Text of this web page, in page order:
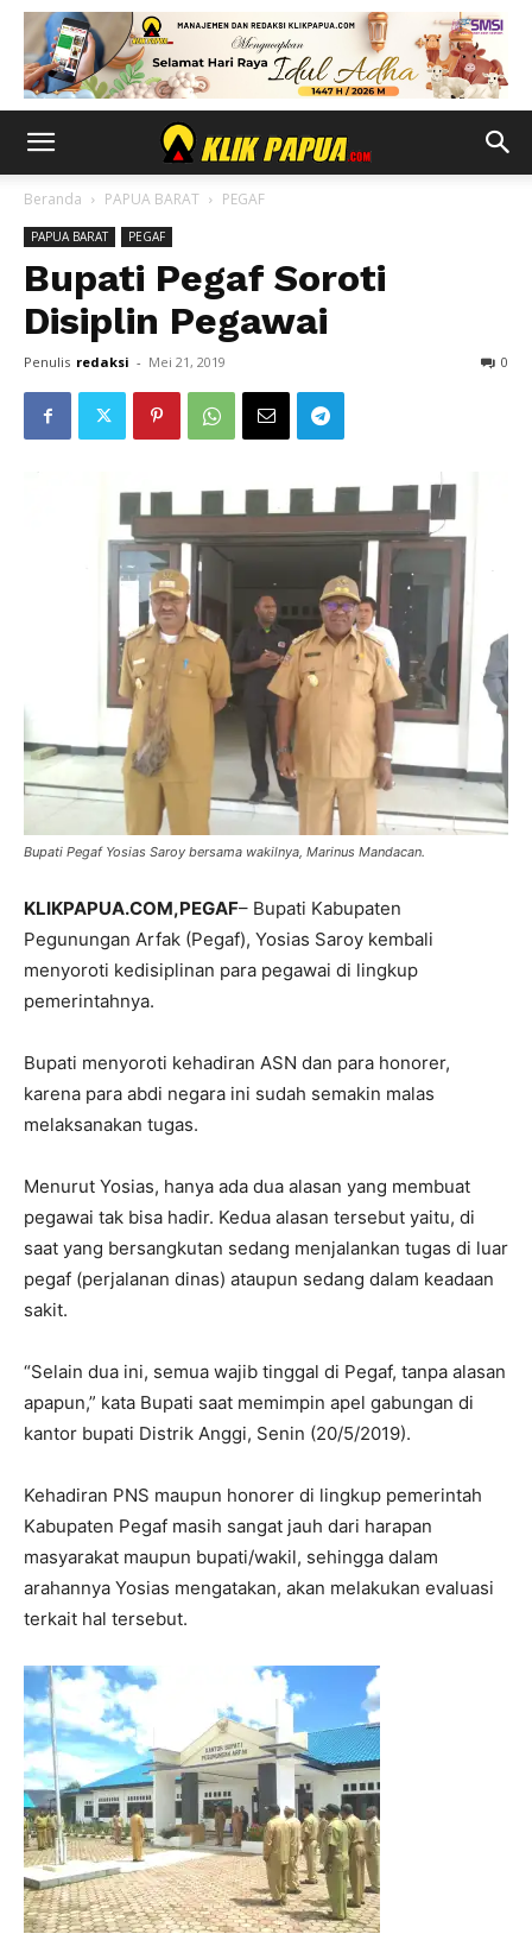
Beranda PAPUA BARAT PEGAF
PAPUA BARAT PEGAF
Bupati Pegaf Soroti
Disiplin Pegawai
Penulis redaksi - Mei 21, 2019 0
Bupati Pegaf Yosias Saroy bersama wakilnya, Marinus Mandacan.
KLIKPAPUA.COM,PEGAF– Bupati Kabupaten
Pegunungan Arfak (Pegaf), Yosias Saroy kembali
menyoroti kedisiplinan para pegawai di lingkup
pemerintahnya.
Bupati menyoroti kehadiran ASN dan para honorer,
karena para abdi negara ini sudah semakin malas
melaksanakan tugas.
Menurut Yosias, hanya ada dua alasan yang membuat
pegawai tak bisa hadir. Kedua alasan tersebut yaitu, di
saat yang bersangkutan sedang menjalankan tugas di luar
pegaf (perjalanan dinas) ataupun sedang dalam keadaan
sakit.
“Selain dua ini, semua wajib tinggal di Pegaf, tanpa alasan
apapun,” kata Bupati saat memimpin apel gabungan di
kantor bupati Distrik Anggi, Senin (20/5/2019).
Kehadiran PNS maupun honorer di lingkup pemerintah
Kabupaten Pegaf masih sangat jauh dari harapan
masyarakat maupun bupati/wakil, sehingga dalam
arahannya Yosias mengatakan, akan melakukan evaluasi
terkait hal tersebut.